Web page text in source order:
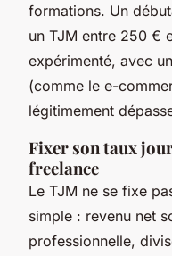
formations. Un
un TJM entre 250 €
expérimenté, avec
(comme le e-
légitimement
Fixer son taux
freelance
Le TJM ne se fixe
simple : revenu net
professionnelle,